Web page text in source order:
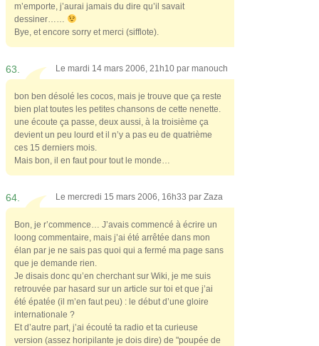
m’emporte, j’aurai jamais du dire qu’il savait
dessiner……
Bye, et encore sorry et merci (sifflote).
63. Le mardi 14 mars 2006, 21h10 par manouch
bon ben désolé les cocos, mais je trouve que ça reste
bien plat toutes les petites chansons de cette nenette.
une écoute ça passe, deux aussi, à la troisième ça
devient un peu lourd et il n’y a pas eu de quatrième
ces 15 derniers mois.
Mais bon, il en faut pour tout le monde…
64. Le mercredi 15 mars 2006, 16h33 par Zaza
Bon, je r’commence… J’avais commencé à écrire un
loong commentaire, mais j’ai été arrêtée dans mon
élan par je ne sais pas quoi qui a fermé ma page sans
que je demande rien.
Je disais donc qu’en cherchant sur Wiki, je me suis
retrouvée par hasard sur un article sur toi et que j’ai
été épatée (il m’en faut peu) : le début d’une gloire
internationale ?
Et d’autre part, j’ai écouté ta radio et ta curieuse
version (assez horipilante je dois dire) de "poupée de